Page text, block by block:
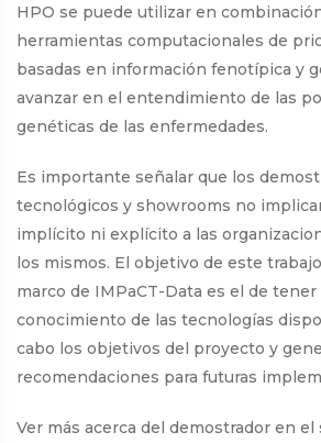
HPO se puede utilizar en
herramientas computacionales de
basadas en información fenotípica y
avanzar en el entendimiento de las
genéticas de las enfermedades.
Es importante señalar que los
tecnológicos y showrooms no
implícito ni explícito a las
los mismos. El objetivo de este
marco de IMPaCT-Data es el de
conocimiento de las tecnologías
cabo los objetivos del proyecto y
recomendaciones para futuras
Ver más acerca del demostrador en